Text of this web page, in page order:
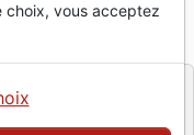
choix, vous acceptez